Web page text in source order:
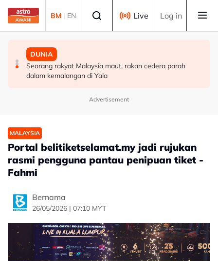
Skip to main content
BM | EN Live Log in
MALAYSIA
PDRM nafi kenyataan palsu dikaitkan dengan
Pemangku Timbalan Ketua Polis Negara
MALAYSIA
Isu penempatan 40 tahun selesai, 120 keluarga di
Sungkai dan Kuala Bikam terima geran tanah
DUNIA
Seorang rakyat Malaysia maut, rakan cedera parah
dalam kemalangan di Yala
Advertisement
MALAYSIA
Portal belitiketselamat.my jadi rujukan
rasmi pengguna pantau penipuan tiket -
Fahmi
Bernama
26/05/2026 | 07:10 MYT